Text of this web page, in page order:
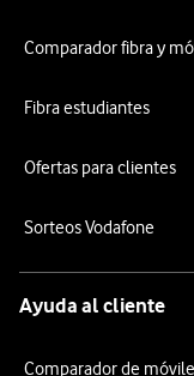
Comparador fibra y
Fibra estudiantes
Ofertas para clientes
Sorteos Vodafone
Ayuda al cliente
Comparador de